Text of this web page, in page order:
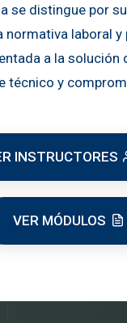
se distingue por
normativa laboral y
a la solución
técnico y
INSTRUCTORES
VER MÓDULOS